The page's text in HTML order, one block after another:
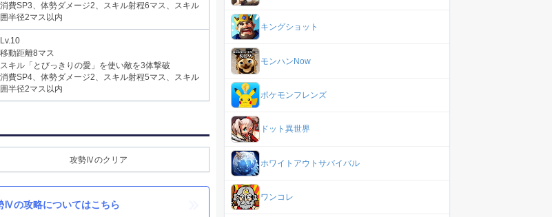
費SP3、体勢ダメージ2、スキル射程6マス、スキル
半径2マス以内
Lv.10
移動距離8マス
スキル「とびっきりの愛」を使い敵を3体撃破
費SP4、体勢ダメージ2、スキル射程5マス、スキル
半径2マス以内
攻勢Ⅳのクリア
Ⅳの攻略についてはこちら
キングショット
モンハンNow
ポケモンフレンズ
ドット異世界
ホワイトアウトサバイバル
ワンコレ